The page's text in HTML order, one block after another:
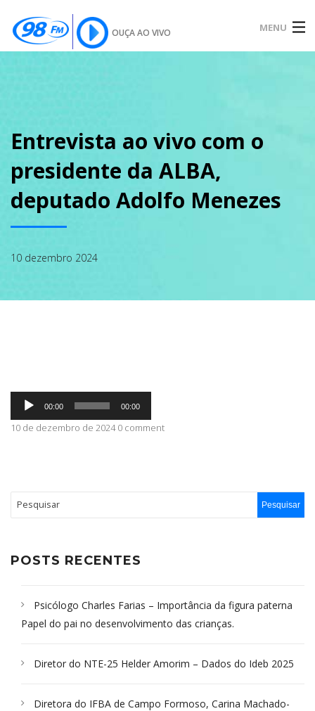
OUÇA AO VIVO MENU
SOBRE
NOTÍCIAS
CONTATO
Entrevista ao vivo com o
presidente da ALBA,
deputado Adolfo Menezes
10 dezembro 2024
Tocador
áudio
00:00 00:00
10 de dezembro de 2024 0 comment
POSTS RECENTES
Psicólogo Charles Farias – Importância da figura paterna
Papel do pai no desenvolvimento das crianças.
Diretor do NTE-25 Helder Amorim – Dados do Ideb 2025
Diretora do IFBA de Campo Formoso, Carina Machado-